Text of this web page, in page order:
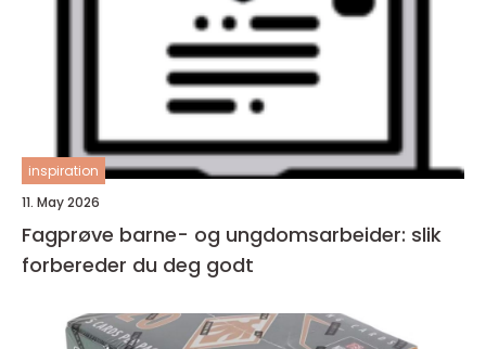
inspiration
11. May 2026
Fagprøve barne- og ungdomsarbeider: slik
forbereder du deg godt